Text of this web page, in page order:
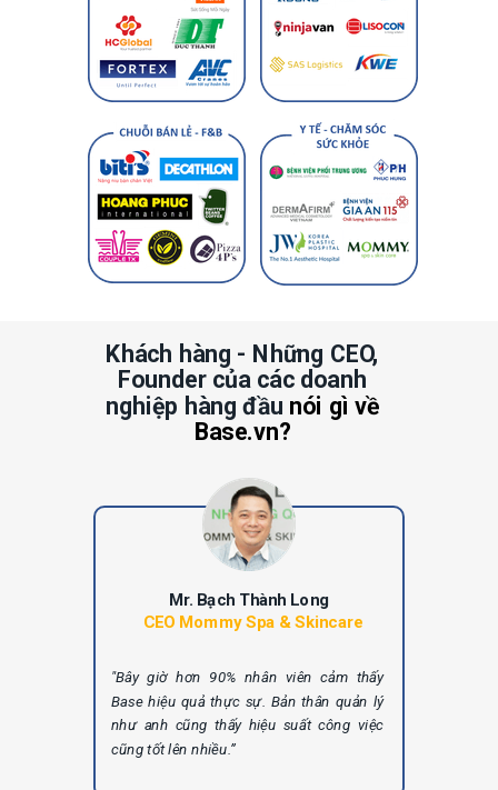
Khách hàng - Những CEO,
Founder của các doanh
nghiệp hàng đầu nói gì về
Base.vn?
"Bây giờ hơn 90% nhân viên cảm thấy
Base hiệu quả thực sự. Bản thân quản lý
như anh cũng thấy hiệu suất công việc
cũng tốt lên nhiều.”
CEO Mommy Spa & Skincare
Mr. Bạch Thành Long